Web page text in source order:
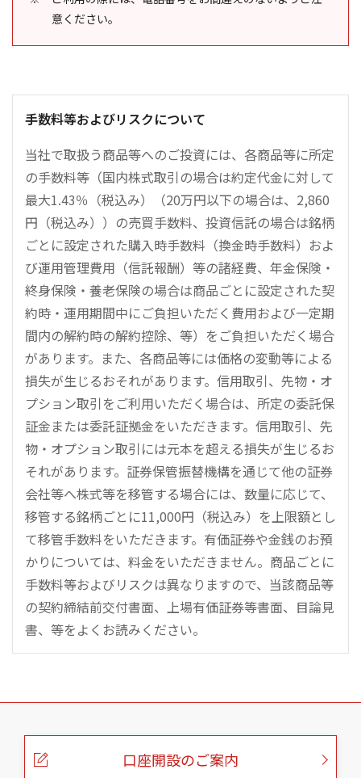
意ください。
手数料等およびリスクについて
当社で取扱う商品等へのご投資には、各商品等に所定
の手数料等（国内株式取引の場合は約定代金に対して
最大1.43％（税込み）（20万円以下の場合は、2,860
円（税込み））の売買手数料、投資信託の場合は銘柄
ごとに設定された購入時手数料（換金時手数料）およ
び運用管理費用（信託報酬）等の諸経費、年金保険・
終身保険・養老保険の場合は商品ごとに設定された契
約時・運用期間中にご負担いただく費用および一定期
間内の解約時の解約控除、等）をご負担いただく場合
があります。また、各商品等には価格の変動等による
損失が生じるおそれがあります。信用取引、先物・オ
プション取引をご利用いただく場合は、所定の委託保
証金または委託証拠金をいただきます。信用取引、先
物・オプション取引には元本を超える損失が生じるお
それがあります。証券保管振替機構を通じて他の証券
会社等へ株式等を移管する場合には、数量に応じて、
移管する銘柄ごとに11,000円（税込み）を上限額とし
て移管手数料をいただきます。有価証券や金銭のお預
かりについては、料金をいただきません。商品ごとに
手数料等およびリスクは異なりますので、当該商品等
の契約締結前交付書面、上場有価証券等書面、目論見
書、等をよくお読みください。
こ
口座開設のご案内